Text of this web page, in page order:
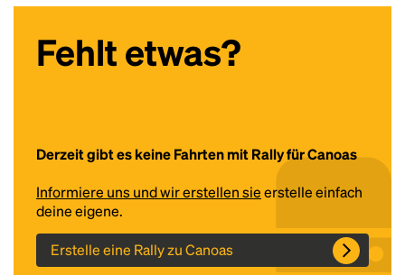
Fehlt etwas?
Derzeit gibt es keine Fahrten mit Rally für Canoas
Informiere uns und wir erstellen sieerstelle einfach
deine eigene.
Erstelle eine Rally zu Canoas